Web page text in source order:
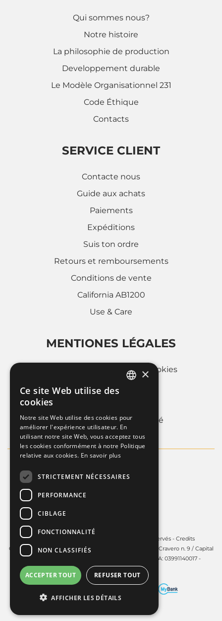
Qui sommes nous?
Notre histoire
La philosophie de production
Developpement durable
Le Modèle Organisationnel 231
Code Éthique
Contacts
SERVICE CLIENT
Contacte nous
Guide aux achats
Paiements
Expéditions
Suis ton ordre
Retours et remboursements
Conditions de vente
California AB1200
Use & Care
MENTIONES LÉGALES
Politique d'utilisation des cookies
Privacy Policy
Informations sur la societé
Copyright © 2025 - Guardini S.p.A. Tous droits réservés - Credits
Guardini S.p.A. - Siège social à Volpiano (TO) - 10088, via Cravero n. 9 / Capital
social: € 450.000,00 i.v. - R.E.A. TO: 606141 C.F. e P.IVA: 03991140017 -
PEC:
guardinispa@pec.unonet.it
×
Ce site Web utilise des
cookies
Notre site Web utilise des cookies pour
améliorer l'expérience utilisateur. En
utilisant notre site Web, vous acceptez tous
les cookies conformément à notre Politique
relative aux cookies. En savoir plus
STRICTEMENT NÉCESSAIRES
PERFORMANCE
CIBLAGE
FONCTIONNALITÉ
NON CLASSIFIÉS
ACCEPTER TOUT REFUSER TOUT
AFFICHER LES DÉTAILS